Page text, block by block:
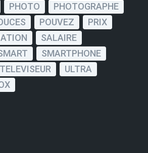
PHOTO
PHOTOGRAPHE
POUVEZ
PRIX
SALAIRE
SMARTPHONE
TELEVISEUR
ULTRA